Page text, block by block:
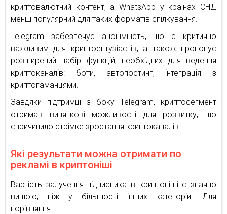
криптовалютний контент, а WhatsApp у країнах СНД
менш популярний для таких форматів спілкування.
Telegram забезпечує анонімність, що є критично
важливим для криптоентузіастів, а також пропонує
розширений набір функцій, необхідних для ведення
криптоканалів: боти, автопостинг, інтеграція з
криптогаманцями.
Завдяки підтримці з боку Telegram, криптосегмент
отримав виняткові можливості для розвитку, що
спричинило стрімке зростання криптоканалів.
Які результати можна отримати по
рекламі в криптоніші
Вартість залучення підписника в криптоніші є значно
вищою, ніж у більшості інших категорій. Для
порівняння: